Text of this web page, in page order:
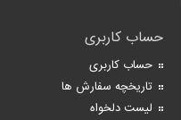
حساب کاربری
حساب کاربری
تاریخچه سفارش ها
لیست دلخواه